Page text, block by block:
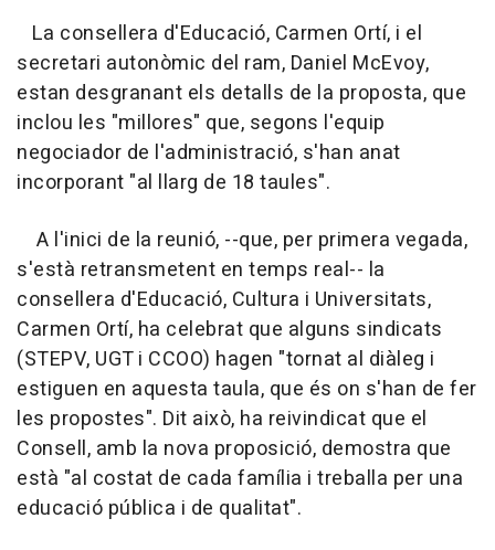
La consellera d'Educació, Carmen Ortí, i el
secretari autonòmic del ram, Daniel McEvoy,
estan desgranant els detalls de la proposta, que
inclou les "millores" que, segons l'equip
negociador de l'administració, s'han anat
incorporant "al llarg de 18 taules".
A l'inici de la reunió, --que, per primera vegada,
s'està retransmetent en temps real-- la
consellera d'Educació, Cultura i Universitats,
Carmen Ortí, ha celebrat que alguns sindicats
(STEPV, UGT i CCOO) hagen "tornat al diàleg i
estiguen en aquesta taula, que és on s'han de fer
les propostes". Dit això, ha reivindicat que el
Consell, amb la nova proposició, demostra que
està "al costat de cada família i treballa per una
educació pública i de qualitat".